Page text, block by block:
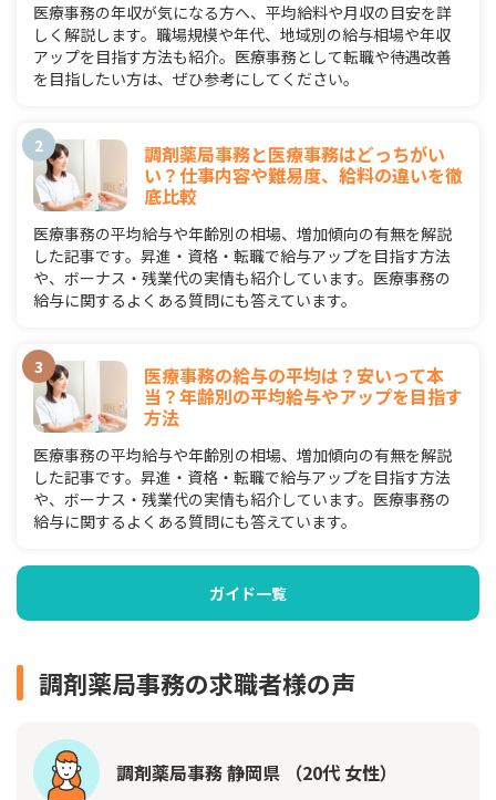
医療事務の年収が気になる方へ、平均給料や月収の目安を詳
しく解説します。職場規模や年代、地域別の給与相場や年収
アップを目指す方法も紹介。医療事務として転職や待遇改善
を目指したい方は、ぜひ参考にしてください。
調剤薬局事務と医療事務はどっちがい
い？仕事内容や難易度、給料の違いを徹
底比較
医療事務の平均給与や年齢別の相場、増加傾向の有無を解説
した記事です。昇進・資格・転職で給与アップを目指す方法
や、ボーナス・残業代の実情も紹介しています。医療事務の
給与に関するよくある質問にも答えています。
医療事務の給与の平均は？安いって本
当？年齢別の平均給与やアップを目指す
方法
医療事務の平均給与や年齢別の相場、増加傾向の有無を解説
した記事です。昇進・資格・転職で給与アップを目指す方法
や、ボーナス・残業代の実情も紹介しています。医療事務の
給与に関するよくある質問にも答えています。
ガイド一覧
調剤薬局事務の求職者様の声
調剤薬局事務 静岡県 （20代 女性）